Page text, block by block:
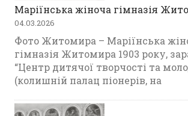
Маріїнська жіноча гімназія
04.03.2026
Фото Житомира – Маріїнська
гімназія Житомира 1903 року,
“Центр дитячої творчості та
(колишній палац піонерів, на